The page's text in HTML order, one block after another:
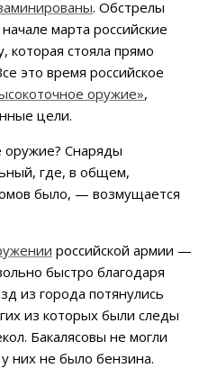
. Обстрелы
марта российские
которая стояла прямо
это время российское
оружие»,
цели.
оружие? Снаряды
где, в общем,
было, — возмущается
российской армии —
быстро благодаря
из города потянулись
из которых были следы
Бакалясовы не могли
них не было бензина.